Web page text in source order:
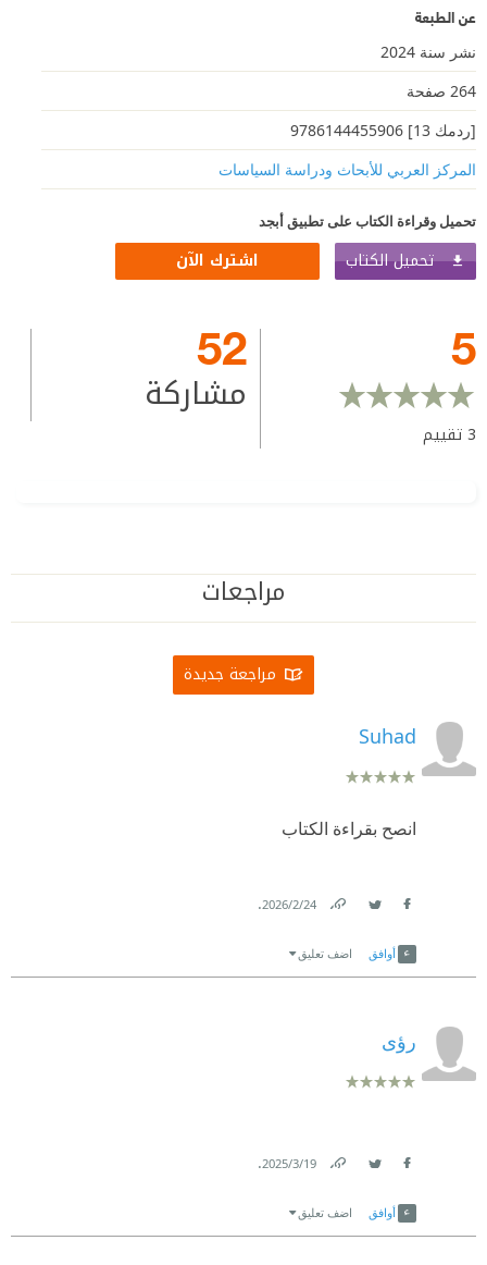
عن الطبعة
نشر سنة 2024
264 صفحة
[ردمك 13] 9786144455906
المركز العربي للأبحاث ودراسة السياسات
تحميل وقراءة الكتاب على تطبيق أبجد
تحميل الكتاب اشترك الآن
5
3تقييم
52
مشاركة
مراجعات
مراجعة جديدة
Suhad
انصح بقراءة الكتاب
24‏/2‏/2026
.
أوافق اضف تعليق
رؤى
19‏/3‏/2025
.
أوافق اضف تعليق